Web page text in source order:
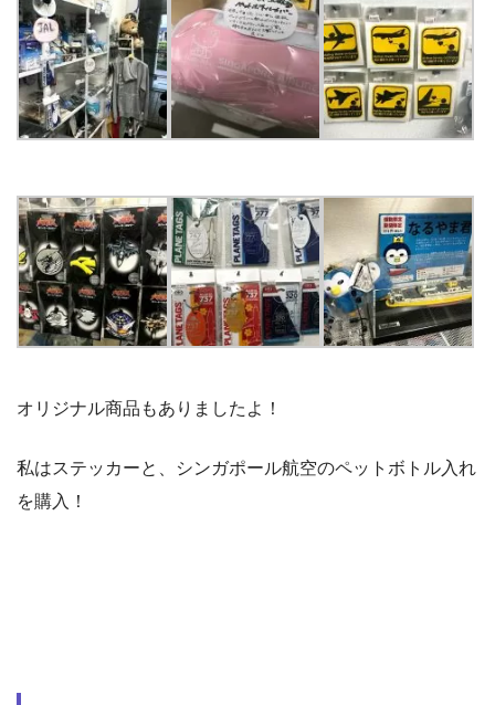
オリジナル商品もありましたよ！
私はステッカーと、シンガポール航空のペットボトル入れ
を購入！